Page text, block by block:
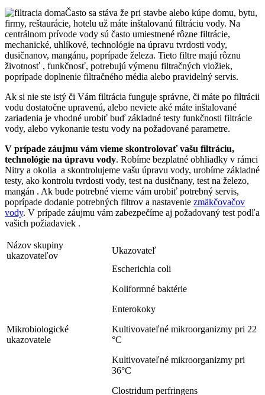
Často sa stáva že pri stavbe alebo kúpe domu, bytu,
firmy, reštaurácie, hotelu už máte inštalovanú filtráciu vody. Na
centrálnom prívode vody sú často umiestnené rôzne filtrácie,
mechanické, uhlíkové, technológie na úpravu tvrdosti vody,
dusičnanov, mangánu, poprípade železa. Tieto filtre majú rôznu
životnosť , funkčnosť, potrebujú výmenu filtračných vložiek,
poprípade doplnenie filtračného média alebo pravidelný servis.
Ak si nie ste istý či Vám filtrácia funguje správne, či máte po filtrácii
vodu dostatočne upravenú, alebo neviete aké máte inštalované
zariadenia je vhodné urobiť buď základné testy funkčnosti filtrácie
vody, alebo vykonanie testu vody na požadované parametre.
V prípade záujmu vám vieme skontrolovať vašu filtráciu,
technológie na úpravu vody. Robíme bezplatné obhliadky v rámci
Nitry a okolia a skontrolujeme vašu úpravu vody, urobíme základné
testy, ako kontrolu tvrdosti vody, test na dusičnany, test na železo,
mangán . Ak bude potrebné vieme vám urobiť potrebný servis,
poprípade dodanie potrebných filtrov a nastavenie zmäkčovačov
vody. V prípade záujmu vám zabezpečíme aj požadovaný test podľa
vašich požiadaviek .
Názov skupiny
ukazovateľov
Ukazovateľ
Mikrobiologické
ukazovatele
Escherichia coli
Koliformné baktérie
Enterokoky
Kultivovateľné mikroorganizmy pri 22
°C
Kultivovateľné mikroorganizmy pri
36°C
Clostridum perfringens